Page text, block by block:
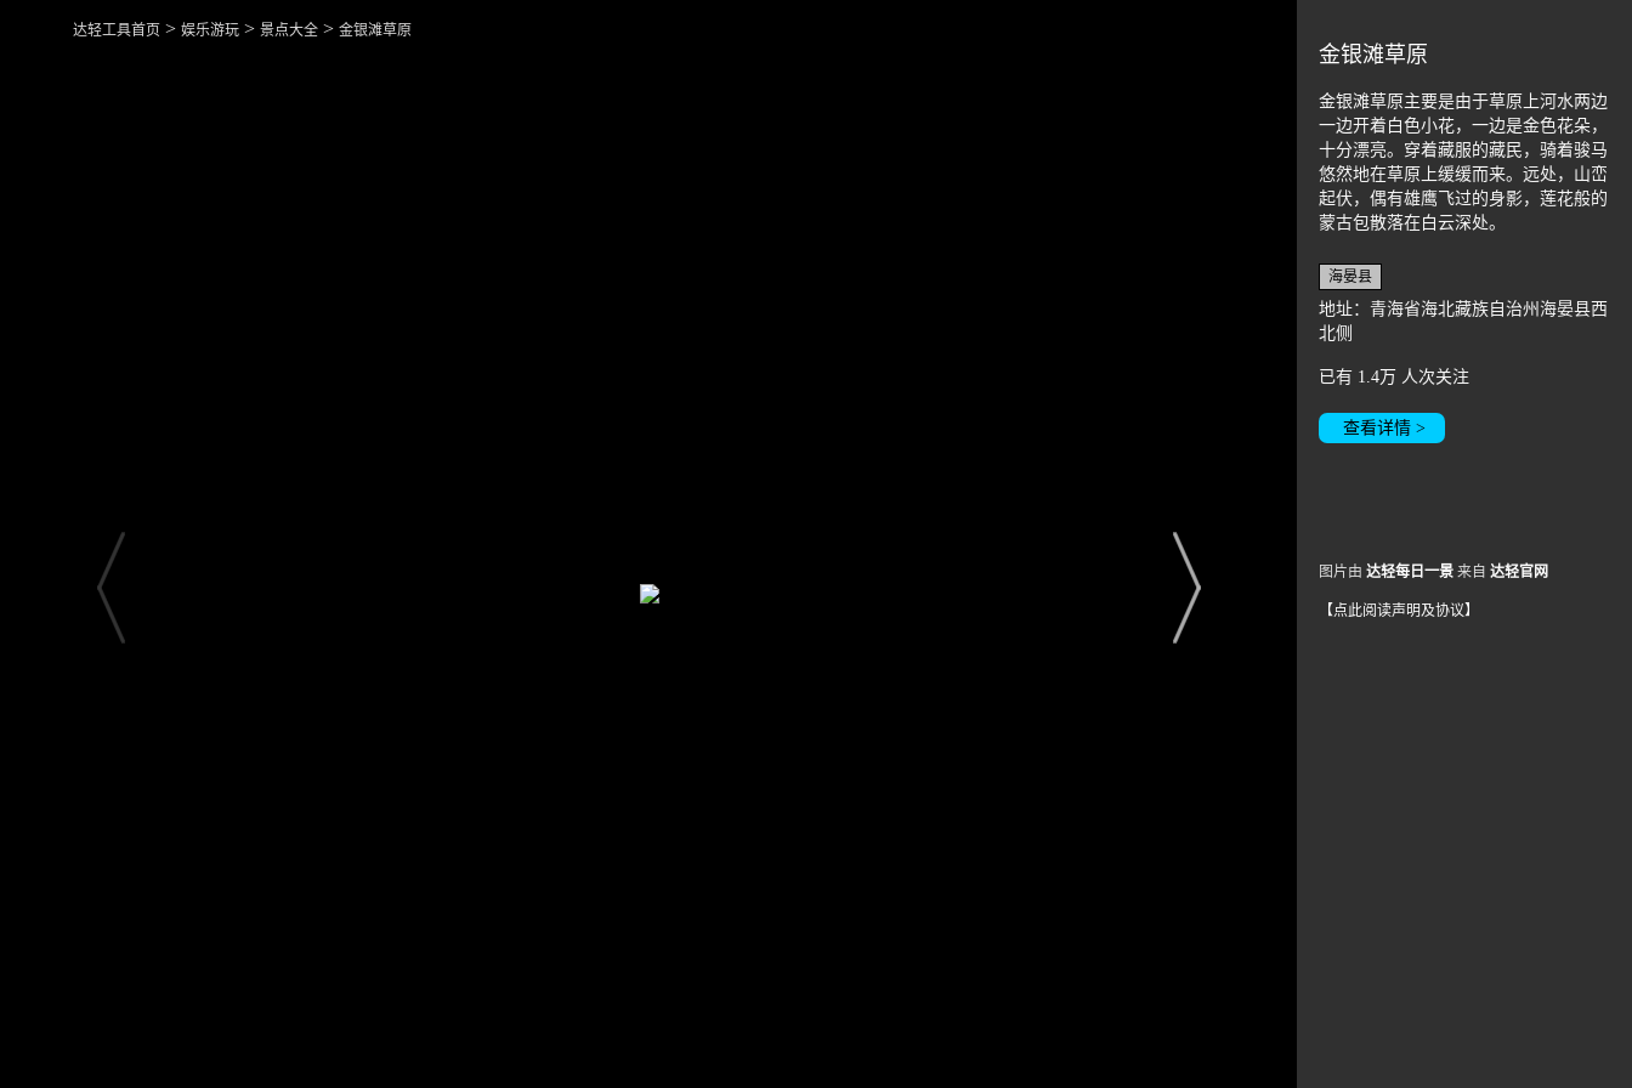
达轻工具首页 > 娱乐游玩 > 景点大全 > 金银滩草原
金银滩草原
金银滩草原主要是由于草原上河水两边
一边开着白色小花，一边是金色花朵，
十分漂亮。穿着藏服的藏民，骑着骏马
悠然地在草原上缓缓而来。远处，山峦
起伏，偶有雄鹰飞过的身影，莲花般的
蒙古包散落在白云深处。
海晏县
地址：青海省海北藏族自治州海晏县西
北侧
已有 1.4万 人次关注
查看详情 >
图片由 达轻每日一景 来自 达轻官网
【点此阅读声明及协议】